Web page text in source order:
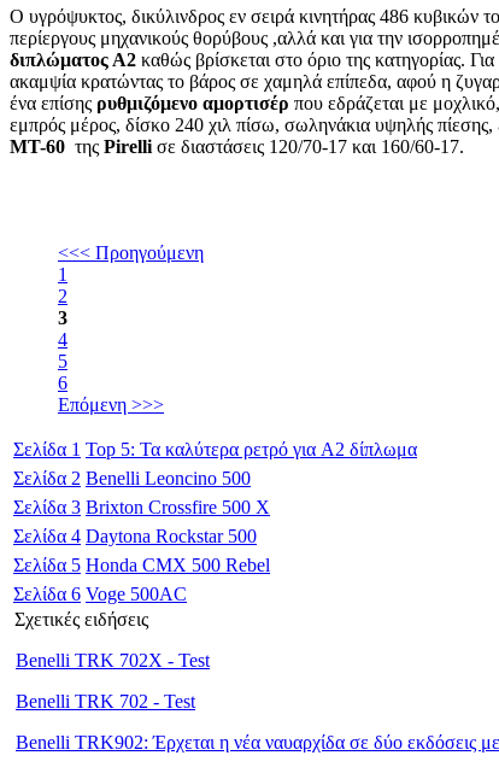
Ο υγρόψυκτος, δικύλινδρος εν σειρά κινητήρας 486 κυβικών
περίεργους μηχανικούς θορύβους ,αλλά και για την
διπλώματος Α2 καθώς βρίσκεται στο όριο της κατηγορίας.
ακαμψία κρατώντας το βάρος σε χαμηλά επίπεδα, αφού η
ένα επίσης ρυθμιζόμενο αμορτισέρ που εδράζεται με
εμπρός μέρος, δίσκο 240 χιλ πίσω, σωληνάκια υψηλής
ΜΤ-60 της Pirelliσε διαστάσεις 120/70-17 και 160/60-17.
<<< Προηγούμενη
1
2
3
4
5
6
Επόμενη >>>
Σελίδα 1 Top 5: Τα καλύτερα ρετρό για A2 δίπλωμα
Σελίδα 2 Benelli Leoncino 500
Σελίδα 3 Brixton Crossfire 500 X
Σελίδα 4 Daytona Rockstar 500
Σελίδα 5 Honda CMX 500 Rebel
Σελίδα 6 Voge 500AC
Σχετικές ειδήσεις
Benelli TRK 702X - Test
Benelli TRK 702 - Test
Benelli TRK902: Έρχεται η νέα ναυαρχίδα σε δύο εκδόσεις